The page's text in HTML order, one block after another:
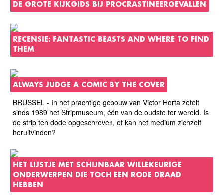
DE GROTE KIJKGIDS BIJ PROCRASTINEERGEVALLEN
RECENSIE: FANTASTIC BEASTS AND WHERE TO FIND
THEM
ALWAYS JUDGE A COMIC BY THE COVER
BRUSSEL - In het prachtige gebouw van Victor Horta zetelt
sinds 1989 het Stripmuseum, één van de oudste ter wereld. Is
de strip ten dode opgeschreven, of kan het medium zichzelf
heruitvinden?
HET LIJSTJE MET SCHIJNBAAR WILLEKEURIGE
ONDERWERPEN DIE TOCH EEN RODE DRAAD
HEBBEN